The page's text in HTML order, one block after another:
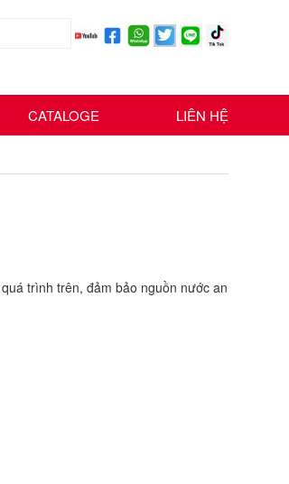
CATALOGE LIÊN HỆ
trình trên, đảm bảo nguồn nước an